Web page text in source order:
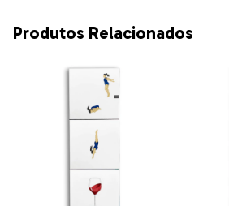
Produtos Relacionados